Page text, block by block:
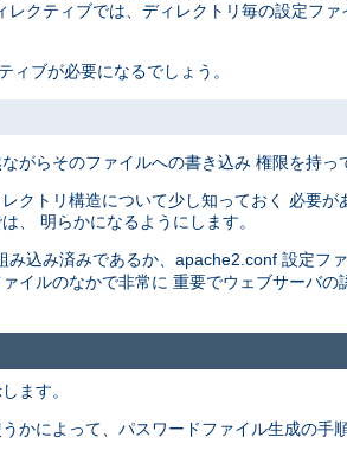
レクティブでは、ディレクトリ毎の設定フ
ィブが必要になるでしょう。
らそのファイルへの書き込み 権限を持っ
クトリ構造について少し知っておく 必要
、 明らかになるようにします。
込み済みであるか、apache2.conf 設定フ
イルのなかで非常に 重要でウェブサーバ
ます。
かによって、パスワードファイル生成の手